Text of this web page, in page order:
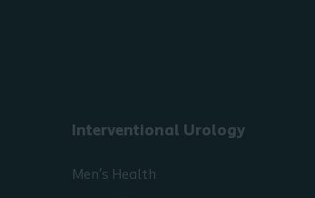
Interventional Urology
Men's Health